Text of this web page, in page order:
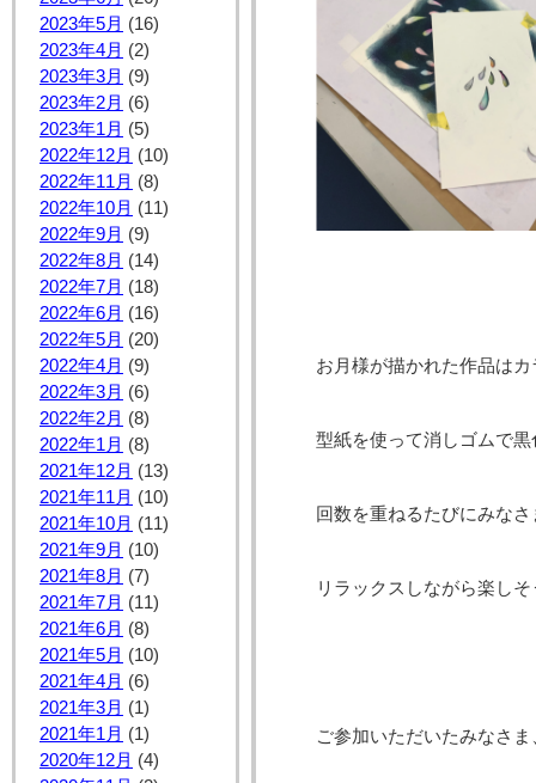
2023年5月 (16)
2023年4月 (2)
2023年3月 (9)
2023年2月 (6)
2023年1月 (5)
2022年12月 (10)
2022年11月 (8)
2022年10月 (11)
2022年9月 (9)
2022年8月 (14)
2022年7月 (18)
2022年6月 (16)
2022年5月 (20)
2022年4月 (9)
2022年3月 (6)
2022年2月 (8)
2022年1月 (8)
2021年12月 (13)
2021年11月 (10)
2021年10月 (11)
2021年9月 (10)
2021年8月 (7)
2021年7月 (11)
2021年6月 (8)
2021年5月 (10)
2021年4月 (6)
2021年3月 (1)
2021年1月 (1)
2020年12月 (4)
お月様が描かれた作品は
型紙を使って消しゴムで
回数を重ねるたびにみな
リラックスしながら楽し
ご参加いただいたみなさ